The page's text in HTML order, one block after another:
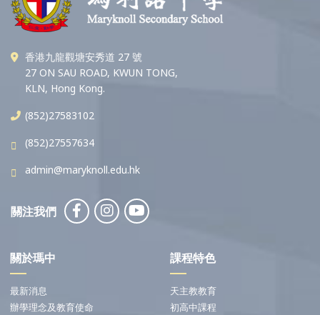
香港九龍觀塘安秀道 27 號
27 ON SAU ROAD, KWUN TONG,
KLN, Hong Kong.
(852)27583102
(852)27557634
admin@maryknoll.edu.hk
關注我們
關於瑪中
最新消息
辦學理念及教育使命
課程特色
天主教教育
初高中課程